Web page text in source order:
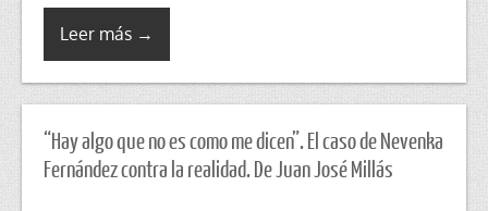
Leer más →
“Hay algo que no es como me dicen”. El caso de Nevenka
Fernández contra la realidad. De Juan José Millás